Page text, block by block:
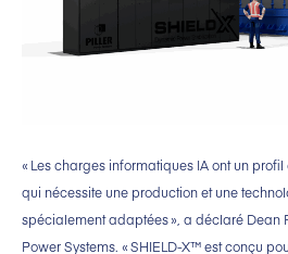
« Les charges informatiques IA ont un
qui nécessite une production et une
spécialement adaptées », a déclaré Dean
Power Systems. « SHIELD-X™ est conçu